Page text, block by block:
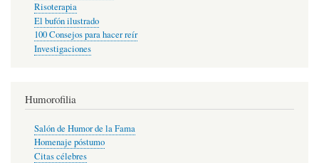
Risoterapia
El bufón ilustrado
100 Consejos para hacer reír
Investigaciones
Humorofilia
Salón de Humor de la Fama
Homenaje póstumo
Citas célebres